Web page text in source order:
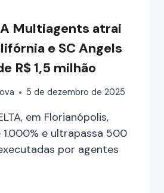
Multiagents atrai
e SC Angels
R$ 1,5 milhão
5 de dezembro de 2025
em Florianópolis,
e ultrapassa 500
por agentes